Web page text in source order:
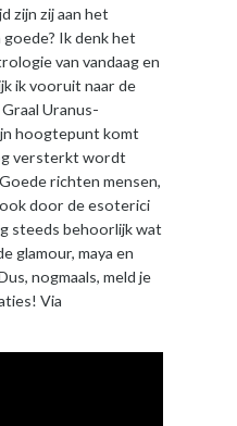
zijn zij aan het
Ik denk het
van vandaag en
ik vooruit naar de
Uranus-
hoogtepunt komt
versterkt wordt
richten mensen,
door de esoterici
steeds behoorlijk wat
glamour, maya en
nogmaals, meld je
Via